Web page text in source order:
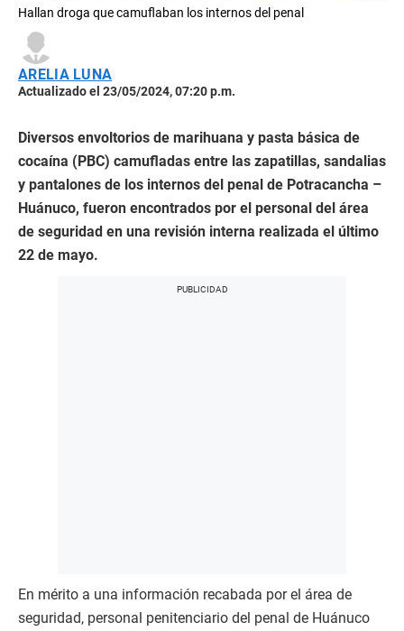
Hallan droga que camuflaban los internos del penal
ARELIA LUNA
Actualizado el 23/05/2024, 07:20 p.m.
Diversos envoltorios de marihuana y pasta básica de
cocaína (PBC) camufladas entre las zapatillas, sandalias
y pantalones de los internos del penal de Potracancha –
Huánuco, fueron encontrados por el personal del área
de seguridad en una revisión interna realizada el último
22 de mayo.
En mérito a una información recabada por el área de
seguridad, personal penitenciario del penal de Huánuco